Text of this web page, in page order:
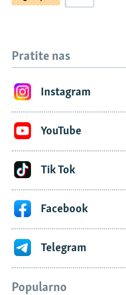
Pratite nas
Instagram
YouTube
Tik Tok
Facebook
Telegram
Popularno